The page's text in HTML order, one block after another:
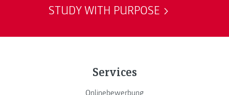
STUDY WITH PURPOSE
Services